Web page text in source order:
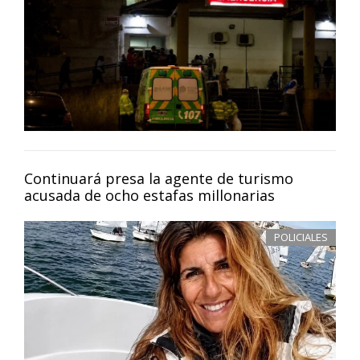
Continuará presa la agente de turismo
acusada de ocho estafas millonarias
POLICIALES